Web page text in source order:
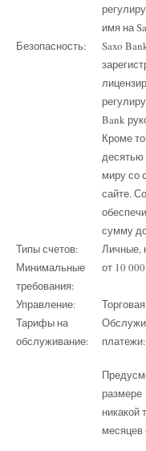
имя на
Безопасность:
Saxo
Bank
Кроме
десятью
миру со
сайте.
сумму
Типы счетов:
Личные,
Минимальные
требования:
от 10
Управление:
Тарифы на
обслуживание:
размере
никакой
месяцев